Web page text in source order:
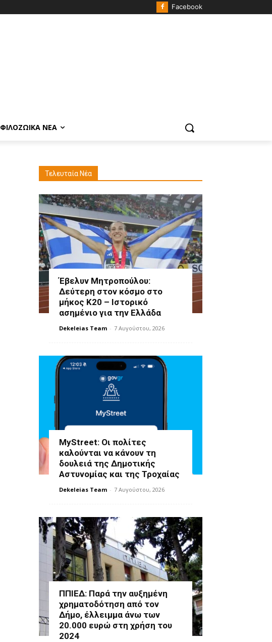
Facebook
ΦΙΛΟΖΩΙΚΆ ΝΈΑ
Τελευταία Νέα
Έβελυν Μητροπούλου:
Δεύτερη στον κόσμο στο
μήκος Κ20 – Ιστορικό
ασημένιο για την Ελλάδα
Dekeleias Team - 7 Αυγούστου, 2026
MyStreet: Οι πολίτες
καλούνται να κάνουν τη
δουλειά της Δημοτικής
Αστυνομίας και της Τροχαίας
Dekeleias Team - 7 Αυγούστου, 2026
ΠΠΙΕΔ: Παρά την αυξημένη
χρηματοδότηση από τον
Δήμο, έλλειμμα άνω των
20.000 ευρώ στη χρήση του
2024